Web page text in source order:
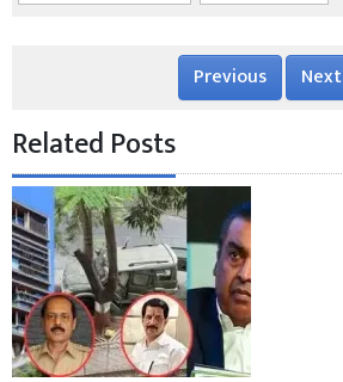
Previous Next
Related Posts